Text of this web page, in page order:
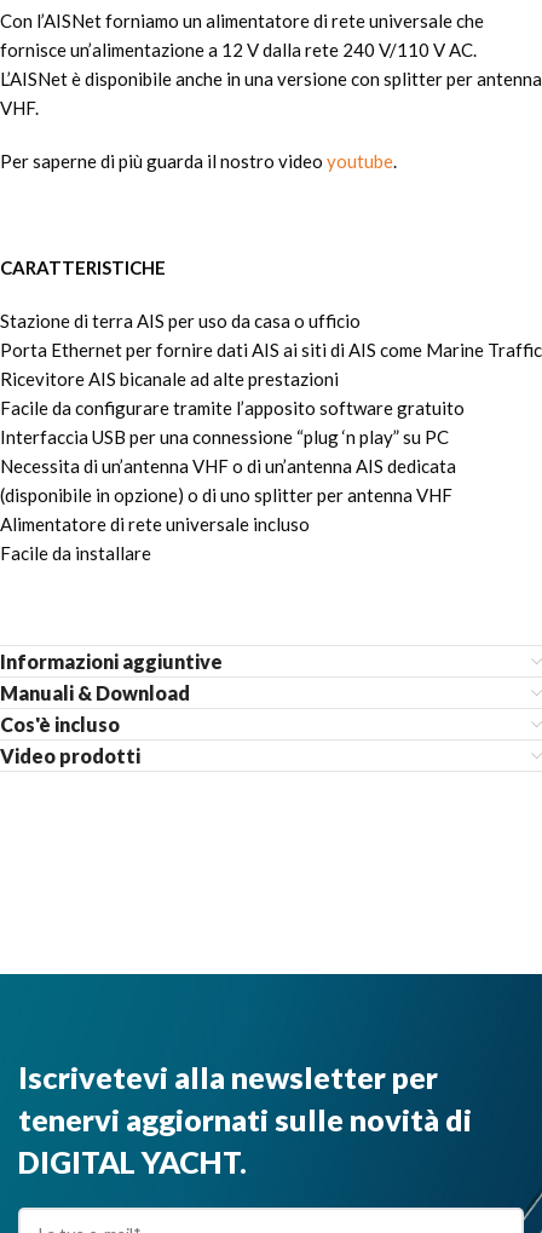
Con l’AISNet forniamo un alimentatore di rete universale che
fornisce un’alimentazione a 12 V dalla rete 240 V/110 V AC.
L’AISNet è disponibile anche in una versione con splitter per antenna
VHF.
Per saperne di più guarda il nostro video youtube.
CARATTERISTICHE
Stazione di terra AIS per uso da casa o ufficio
Porta Ethernet per fornire dati AIS ai siti di AIS come Marine Traffic
Ricevitore AIS bicanale ad alte prestazioni
Facile da configurare tramite l’apposito software gratuito
Interfaccia USB per una connessione “plug ‘n play” su PC
Necessita di un’antenna VHF o di un’antenna AIS dedicata
(disponibile in opzione) o di uno splitter per antenna VHF
Alimentatore di rete universale incluso
Facile da installare
Informazioni aggiuntive
Manuali & Download
Cos'è incluso
Video prodotti
Iscrivetevi alla newsletter per
tenervi aggiornati sulle novità di
DIGITAL YACHT.